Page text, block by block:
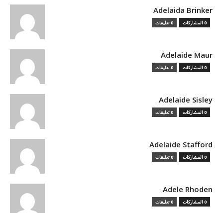
Adelaida Brinker
0 المشاركات 0 تعليقات
Adelaide Maur
0 المشاركات 0 تعليقات
Adelaide Sisley
0 المشاركات 0 تعليقات
Adelaide Stafford
0 المشاركات 0 تعليقات
Adele Rhoden
0 المشاركات 0 تعليقات